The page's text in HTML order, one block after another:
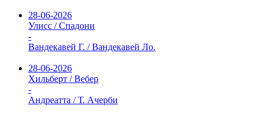
28-06-2026
Улисс / Спадони
-
Вандекавей Г. / Вандекавей Ло.
28-06-2026
Хильберт / Вебер
-
Андреатта / Т. Ачерби